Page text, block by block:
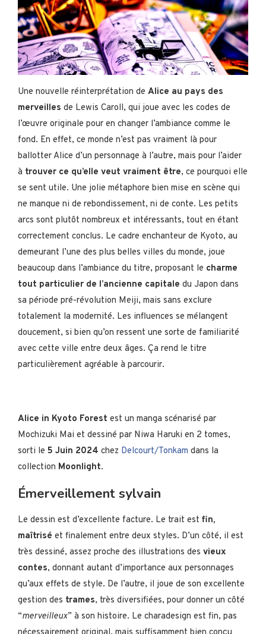
Une nouvelle réinterprétation de Alice au pays des
merveilles de Lewis Caroll, qui joue avec les codes de
l’œuvre originale pour en changer l’ambiance comme le
fond. En effet, ce monde n’est pas vraiment là pour
ballotter Alice d’un personnage à l’autre, mais pour l’aider
à trouver ce qu’elle veut vraiment être, ce pourquoi elle
se sent utile. Une jolie métaphore bien mise en scène qui
ne manque ni de rebondissement, ni de conte. Les petits
arcs sont plutôt nombreux et intéressants, tout en étant
correctement conclus. Le cadre enchanteur de Kyoto, au
demeurant l’une des plus belles villes du monde, joue
beaucoup dans l’ambiance du titre, proposant le charme
tout particulier de l’ancienne capitale du Japon dans
sa période pré-révolution Meiji, mais sans exclure
totalement la modernité. Les influences se mélangent
doucement, si bien qu’on ressent une sorte de familiarité
avec cette ville entre deux âges. Ça rend le titre
particulièrement agréable à parcourir.
Alice in Kyoto Forest est un manga scénarisé par
Mochizuki Mai et dessiné par Niwa Haruki en 2 tomes,
sorti le 5 Juin 2024 chez Delcourt/Tonkam dans la
collection Moonlight.
Émerveillement sylvain
Le dessin est d’excellente facture. Le trait est fin,
maîtrisé et finalement entre deux styles. D’un côté, il est
très dessiné, assez proche des illustrations des vieux
contes, donnant autant d’importance aux personnages
qu’aux effets de style. De l’autre, il joue de son excellente
gestion des trames, très diversifiées, pour donner un côté
“merveilleux” à son histoire. Le charadesign est fin, pas